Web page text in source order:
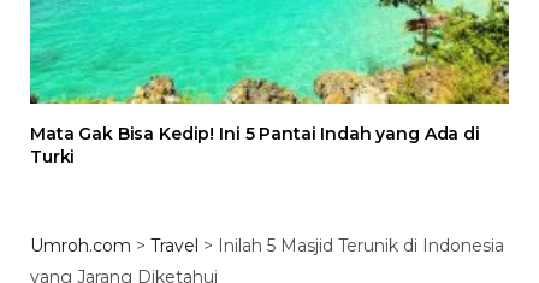
Mata Gak Bisa Kedip! Ini 5 Pantai Indah yang Ada di
Turki
Umroh.com > Travel > Inilah 5 Masjid Terunik di Indonesia
yang Jarang Diketahui